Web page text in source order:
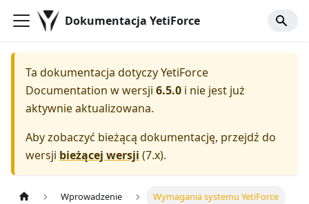
Dokumentacja YetiForce
Ta dokumentacja dotyczyYetiForce
Documentation w wersji 6.5.0 i nie jest już
aktywnie aktualizowana.
Aby zobaczyć bieżącą dokumentację, przejdź do
wersji bieżącej wersji (7.x).
Wprowadzenie Wymagania systemu YetiForce